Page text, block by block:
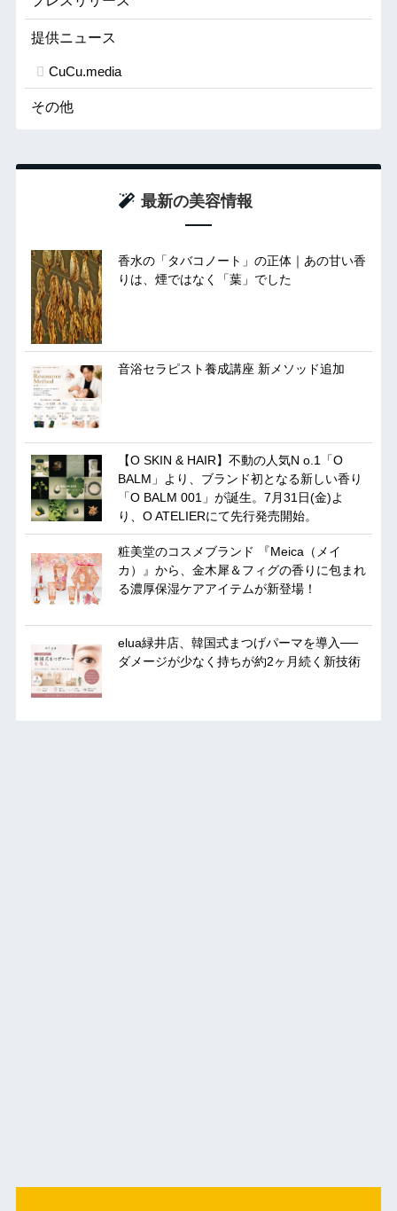
提供ニュース
CuCu.media
その他
最新の美容情報
香水の「タバコノート」の正体｜あの甘い香
りは、煙ではなく「葉」でした
音浴セラピスト養成講座 新メソッド追加
【O SKIN & HAIR】不動の人気N o.1「O
BALM」より、ブランド初となる新しい香り
「O BALM 001」が誕生。7月31日(金)よ
り、O ATELIERにて先行発売開始。
粧美堂のコスメブランド 『Meica（メイ
カ）』から、金木犀＆フィグの香りに包まれ
る濃厚保湿ケアアイテムが新登場！
elua緑井店、韓国式まつげパーマを導入──
ダメージが少なく持ちが約2ヶ月続く新技術